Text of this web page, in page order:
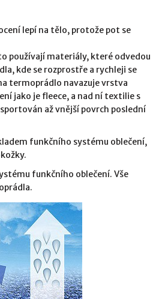
lepí na tělo, protože pot se
používají materiály, které odvedou
kde se rozprostře a rychleji se
termoprádlo navazuje vrstva
jako je fleece, a nad ní textilie s
až vnější povrch poslední
funkčního systému oblečení,
funkčního oblečení. Vše